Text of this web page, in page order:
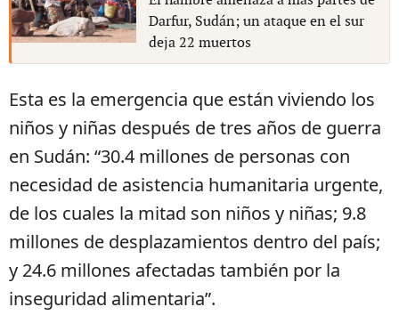
Darfur, Sudán; un ataque en el sur
deja 22 muertos
Esta es la emergencia que están viviendo los
niños y niñas después de tres años de guerra
en Sudán: “30.4 millones de personas con
necesidad de asistencia humanitaria urgente,
de los cuales la mitad son niños y niñas; 9.8
millones de desplazamientos dentro del país;
y 24.6 millones afectadas también por la
inseguridad alimentaria”.